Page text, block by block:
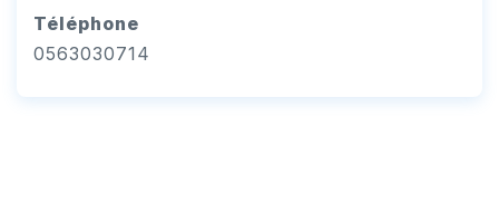
Téléphone
0563030714